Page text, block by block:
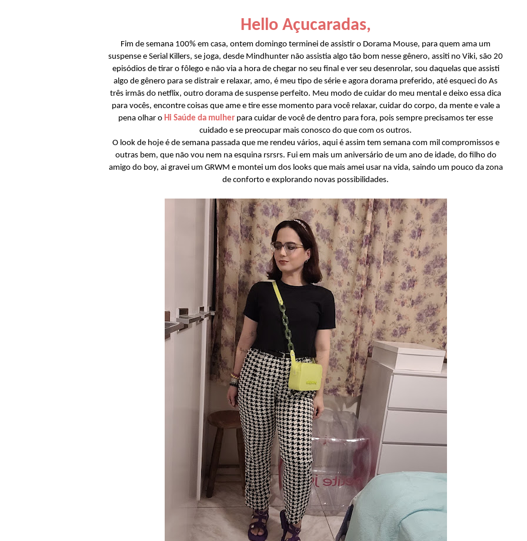
Hello Açucaradas,
Fim de semana 100% em casa, ontem domingo terminei de assistir o Dorama Mouse, para quem ama um
suspense e Serial Killers, se joga, desde Mindhunter não assistia algo tão bom nesse gênero, assiti no Viki, são 20
episódios de tirar o fôlego e não via a hora de chegar no seu final e ver seu desenrolar, sou daquelas que assisti
algo de gênero para se distrair e relaxar, amo, é meu tipo de série e agora dorama preferido, até esqueci do As
três irmãs do netflix, outro dorama de suspense perfeito. Meu modo de cuidar do meu mental e deixo essa dica
para vocês, encontre coisas que ame e tire esse momento para você relaxar, cuidar do corpo, da mente e vale a
pena olhar o Hi Saúde da mulher para cuidar de você de dentro para fora, pois sempre precisamos ter esse
cuidado e se preocupar mais conosco do que com os outros.
O look de hoje é de semana passada que me rendeu vários, aqui é assim tem semana com mil compromissos e
outras bem, que não vou nem na esquina rsrsrs. Fui em mais um aniversário de um ano de idade, do filho do
amigo do boy, ai gravei um GRWM e montei um dos looks que mais amei usar na vida, saindo um pouco da zona
de conforto e explorando novas possibilidades.